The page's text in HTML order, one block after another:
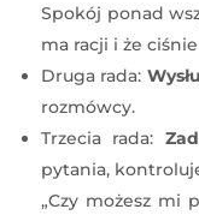
Spokój ponad
ma racji i że
Druga rada:
rozmówcy.
Trzecia rada:
pytania,
„Czy możesz mi